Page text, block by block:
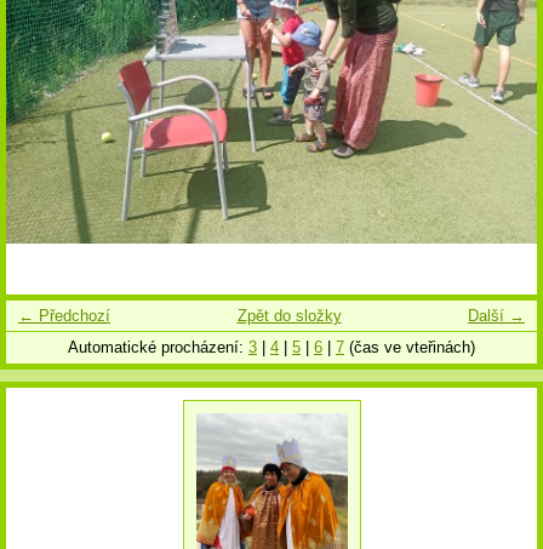
← Předchozí Další →
Zpět do složky
Automatické procházení: 3 4 5 6 7 (čas ve vteřinách)